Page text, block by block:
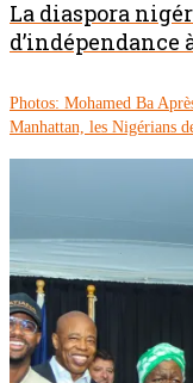
La diaspora
d’indépendance
Photos: Mohamed Ba
Manhattan, les Nigérians